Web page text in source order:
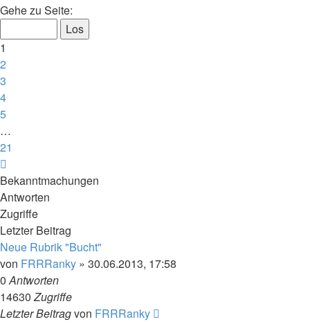
1
21
Gehe zu Seite:
1
2
3
4
5
…
21
Bekanntmachungen
Antworten
Zugriffe
Letzter Beitrag
Neue Rubrik "Bucht"
von FRRRanky » 30.06.2013, 17:58
0Antworten
14630Zugriffe
Letzter Beitragvon FRRRanky